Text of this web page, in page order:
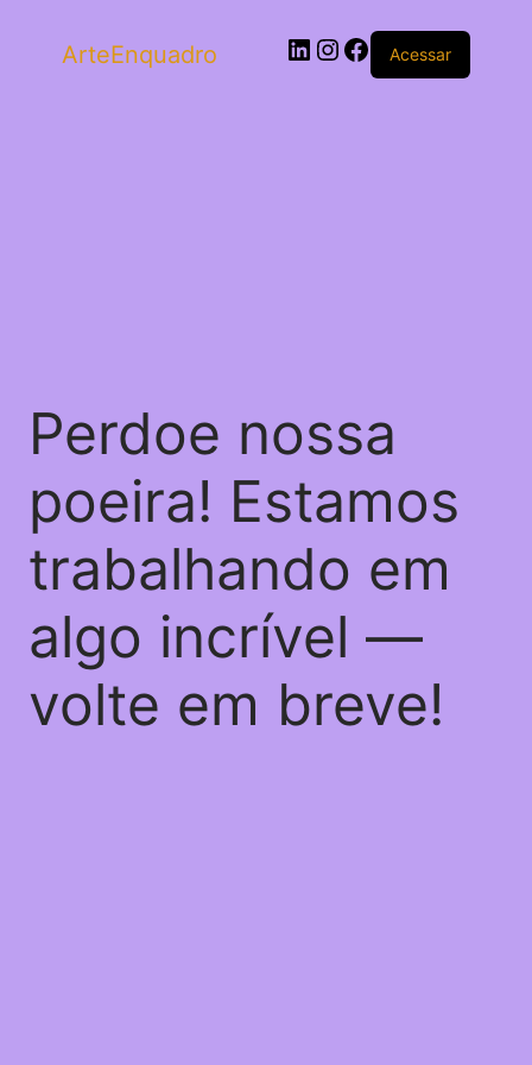
ArteEnquadro Acessar
Perdoe nossa
poeira! Estamos
trabalhando em
algo incrível —
volte em breve!